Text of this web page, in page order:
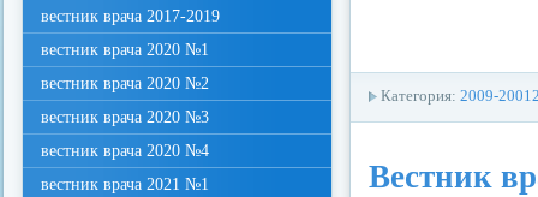
Категория: 2009-
Вестник
вестник врача 2017-2019
вестник врача 2020 №1
вестник врача 2020 №2
вестник врача 2020 №3
вестник врача 2020 №4
вестник врача 2021 №1